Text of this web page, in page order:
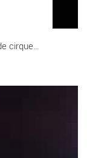
Diversité affichée pour ce festival de cirque [...]